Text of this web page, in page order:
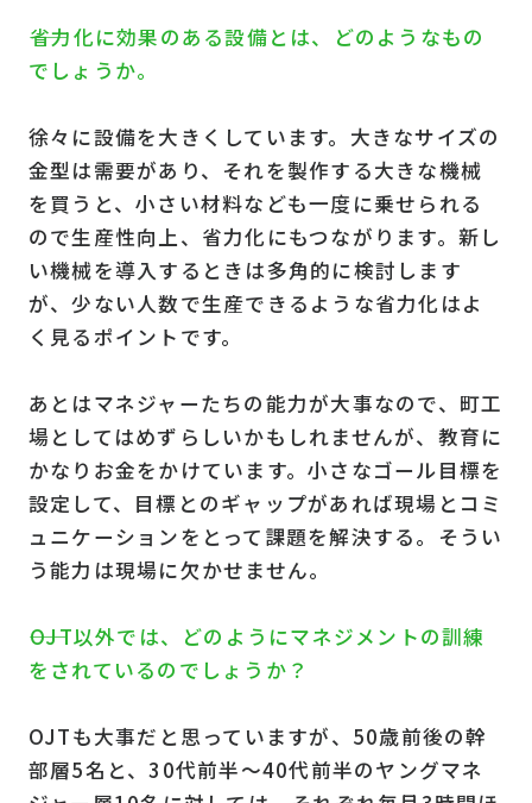
――省力化に効果のある設備とは、どのようなもの
でしょうか。
徐々に設備を大きくしています。大きなサイズの
金型は需要があり、それを製作する大きな機械
を買うと、小さい材料なども一度に乗せられる
ので生産性向上、省力化にもつながります。新し
い機械を導入するときは多角的に検討します
が、少ない人数で生産できるような省力化はよ
く見るポイントです。
あとはマネジャーたちの能力が大事なので、町工
場としてはめずらしいかもしれませんが、教育に
かなりお金をかけています。小さなゴール目標を
設定して、目標とのギャップがあれば現場とコミ
ュニケーションをとって課題を解決する。そうい
う能力は現場に欠かせません。
――OJT以外では、どのようにマネジメントの訓練
をされているのでしょうか？
OJTも大事だと思っていますが、50歳前後の幹
部層5名と、30代前半〜40代前半のヤングマネ